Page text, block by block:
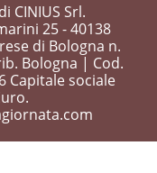
CINIUS Srl.
25 - 40138
di Bologna n.
Bologna | Cod.
Capitale sociale